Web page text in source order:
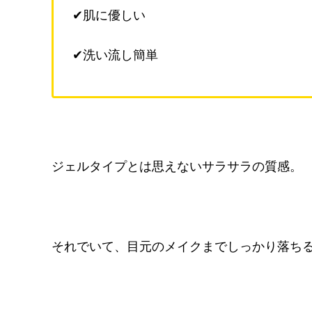
✔肌に優しい
✔洗い流し簡単
ジェルタイプとは思えないサラサラの質感。
それでいて、目元のメイクまでしっかり落ち